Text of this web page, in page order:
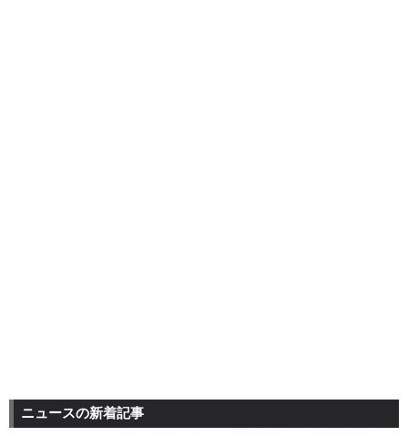
ニュースの新着記事